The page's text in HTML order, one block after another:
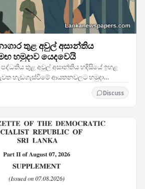
තුළ අවුල් අසාන්තිය
හමුදාව යෙදවෙයි
පද්ධතිය තුළ අවුල් අසාන්තිය හදිසියේ ඉහළ
හැඩගැස්වීමේ ආයතනවලට හමුදා
Discuss